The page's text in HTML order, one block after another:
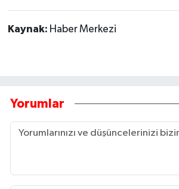
Kaynak: Haber Merkezi
Yorumlar